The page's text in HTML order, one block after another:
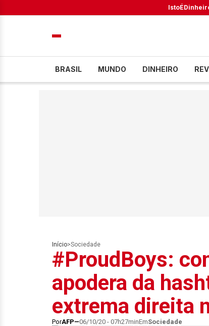
IstoÉ
BRASIL MUNDO DINHEIRO
Início>Sociedade
#ProudBoys:
apodera da
extrema direita
PorAFP 06/10/20 - 07h27minEmSociedade